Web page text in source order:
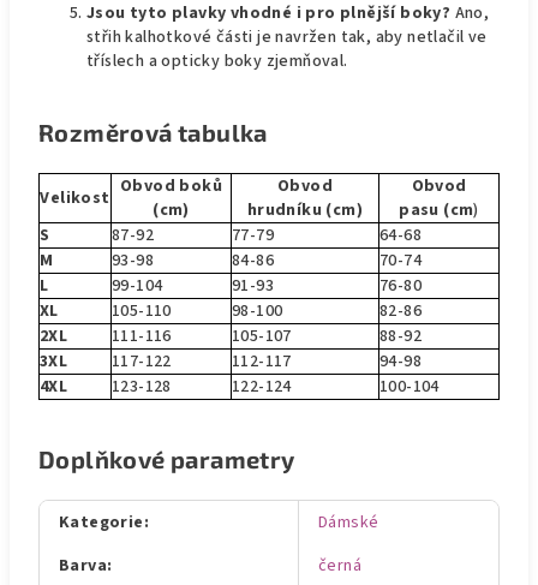
Jsou tyto plavky vhodné i pro plnější boky? Ano,
střih kalhotkové části je navržen tak, aby netlačil ve
tříslech a opticky boky zjemňoval.
Rozměrová tabulka
Velikost Obvod boků
(cm)
Obvod
hrudníku (cm)
Obvod
pasu (cm)
S
87-92 77-79
64-68
M
93-98 84-86
70-74
L
99-104 91-93
76-80
XL
105-110 98-100
82-86
2XL
111-116 105-107
88-92
3XL
117-122 112-117
94-98
4XL
123-128 122-124 100-104
Doplňkové parametry
Kategorie:
Dámské
Barva:
černá